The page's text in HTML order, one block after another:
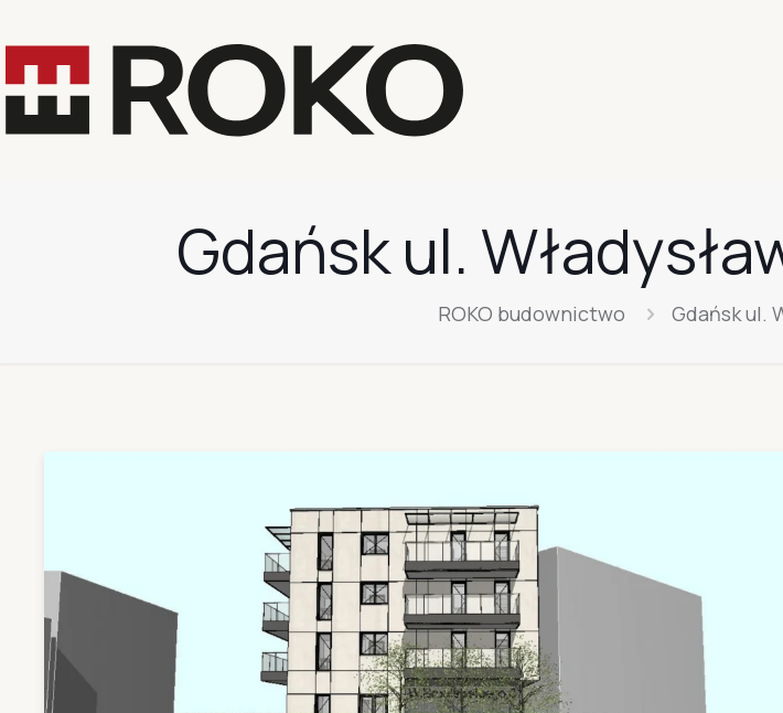
Gdańsk ul.
ROKO budownictwo Gdańsk ul.